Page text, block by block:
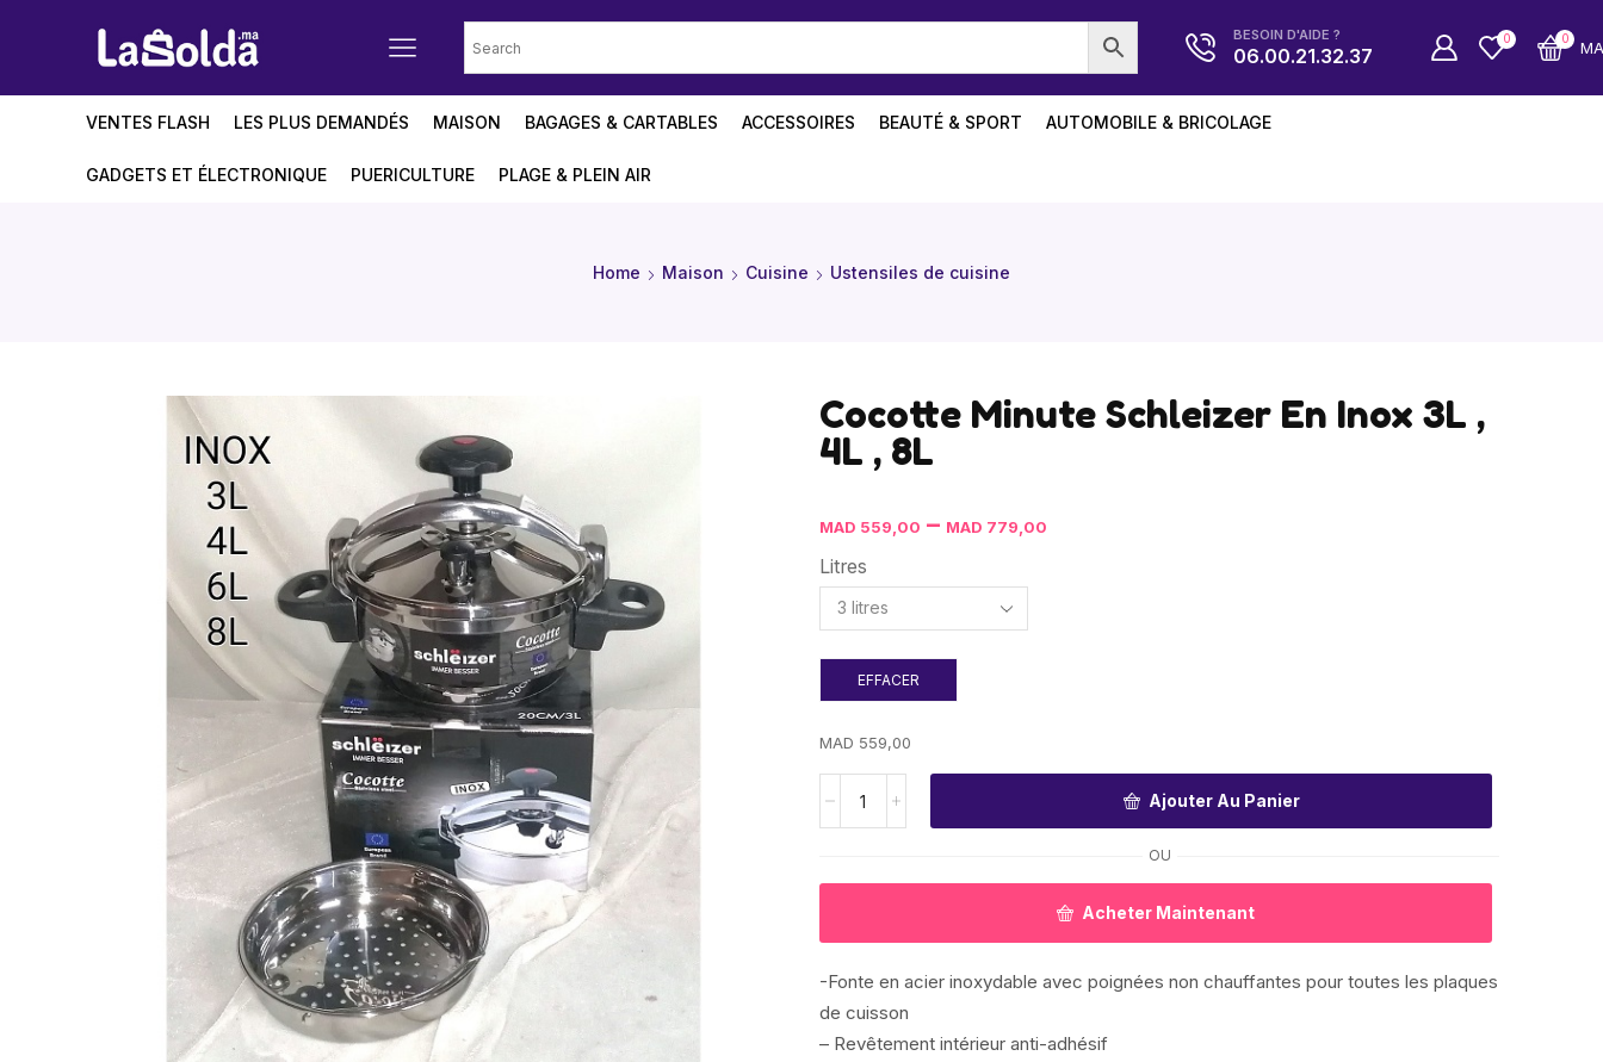
BESOIN D'AIDE ?
06.00.21.32.37
0 0
VENTES FLASH LES PLUS DEMANDÉS MAISON BAGAGES & CARTABLES ACCESSOIRES BEAUTÉ & SPORT AUTOMOBILE & BRICOLAGE
GADGETS ET ÉLECTRONIQUE PUERICULTURE PLAGE & PLEIN AIR
Home Maison Cuisine Ustensiles de cuisine
Cocotte Minute Schleizer En Inox 3L ,
4L , 8L
MAD 559,00 – MAD 779,00
Litres
EFFACER
MAD 559,00
Ajouter Au Panier
OU
Acheter Maintenant
-Fonte en acier inoxydable avec poignées non chauffantes pour toutes les plaques
de cuisson
– Revêtement intérieur anti-adhésif